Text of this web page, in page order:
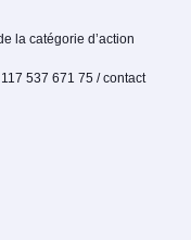
la catégorie d’action
537 671 75 / contact